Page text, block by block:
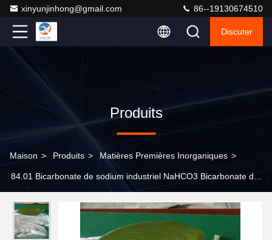
xinyunjinhong@gmail.com 86--19130674510
Discuter
Produits
Maison > Produits > Matières Premières Inorganiques >
84.01 Bicarbonate de sodium industriel NaHCO3 Bicarbonate de